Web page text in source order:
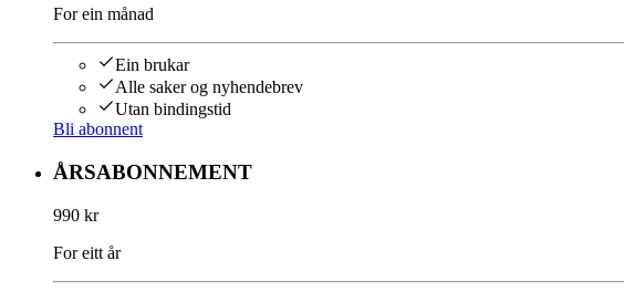
For ein månad
Ein brukar
Alle saker og nyhendebrev
Utan bindingstid
Bli abonnent
ÅRSABONNEMENT
990 kr
For eitt år